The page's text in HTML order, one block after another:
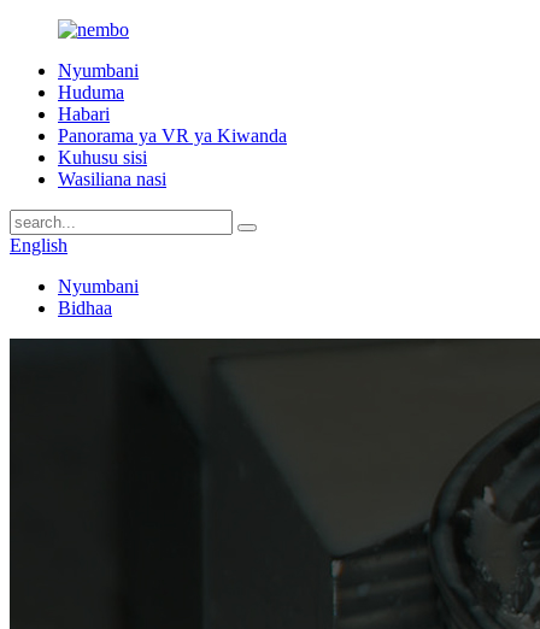
Nyumbani
Huduma
Habari
Panorama ya VR ya Kiwanda
Kuhusu sisi
Wasiliana nasi
English
Nyumbani
Bidhaa